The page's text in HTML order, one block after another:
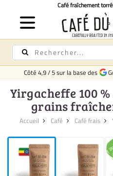
Côté 4,9/5sur la base des
Yirgacheffe 100
grains
Accueil Café Café frais